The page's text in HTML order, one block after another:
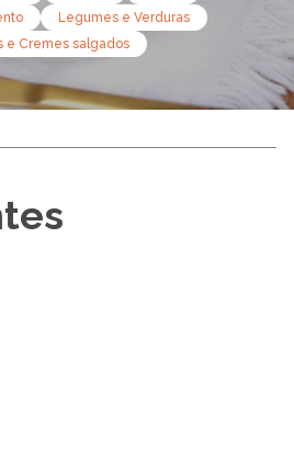
Legumes e Verduras
e Cremes salgados